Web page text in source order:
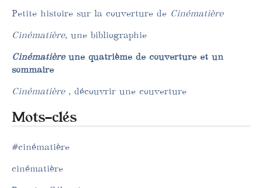
Petite histoire sur la couverture de Cinématière
Cinématière, une bibliographie
Cinématièreune quatrième de couverture et un
sommaire
Cinématière , découvrir une couverture
Mots-clés
#cinématière
cinématière